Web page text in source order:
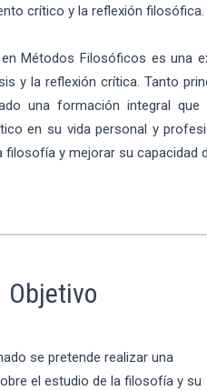
crítico y la reflexión filosófica.
Métodos Filosóficos es una
y la reflexión crítica. Tanto
una formación integral
en su vida personal y
filosofía y mejorar su capacidad
Objetivo
se pretende realizar una
el estudio de la filosofía y su